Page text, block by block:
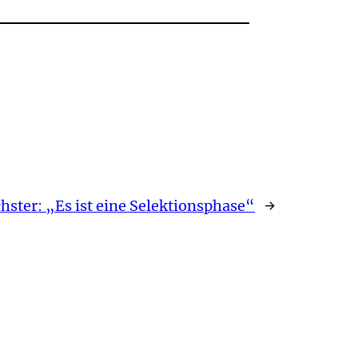
„Es ist eine Selektionsphase“ →